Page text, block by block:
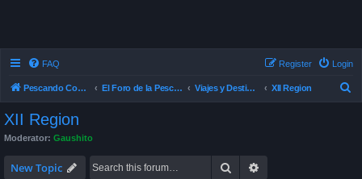
FAQ Login
Register
Pescando Con Mosca El Foro de la Pesca con Mosca en Chile Viajes y Destinos de Pesca XII Region
XII Region
Moderator: Gaushito
New Topic Search